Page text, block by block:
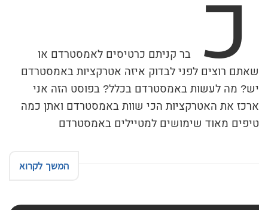
כ בר קניתם כרטיסים לאמסטרדם או
שאתם רוצים לפני לבדוק איזה אטרקציות באמסטרדם
יש? מה לעשות באמסטרדם בכלל? בפוסט הזה אני
ארכז את האטרקציות הכי שוות באמסטרדם ואתן כמה
טיפים מאוד שימושים למטיילים באמסטרדם
המשך לקרוא